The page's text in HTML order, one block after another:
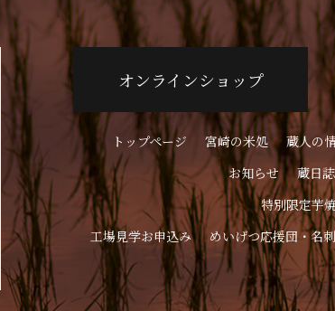
オンラインショップ
トップページ 宮崎の米処 蔵人の
お知らせ
蔵日誌
特別限定芋
工場見学お申込み
めいげつ応援団・名